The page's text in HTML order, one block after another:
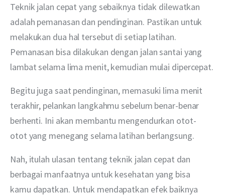
Teknik jalan cepat yang sebaiknya tidak dilewatkan
adalah pemanasan dan pendinginan. Pastikan untuk
melakukan dua hal tersebut di setiap latihan.
Pemanasan bisa dilakukan dengan jalan santai yang
lambat selama lima menit, kemudian mulai dipercepat.
Begitu juga saat pendinginan, memasuki lima menit
terakhir, pelankan langkahmu sebelum benar-benar
berhenti. Ini akan membantu mengendurkan otot-
otot yang menegang selama latihan berlangsung.
Nah, itulah ulasan tentang teknik jalan cepat dan
berbagai manfaatnya untuk kesehatan yang bisa
kamu dapatkan. Untuk mendapatkan efek baiknya